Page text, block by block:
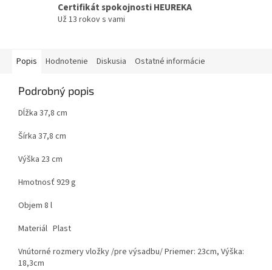
Certifikát spokojnosti HEUREKA
Už 13 rokov s vami
Popis Hodnotenie Diskusia Ostatné informácie
Podrobný popis
Dĺžka 37,8 cm
Šírka 37,8 cm
Výška 23 cm
Hmotnosť 929 g
Objem 8 l
Materiál Plast
Vnútorné rozmery vložky /pre výsadbu/ Priemer: 23cm, Výška:
18,3cm